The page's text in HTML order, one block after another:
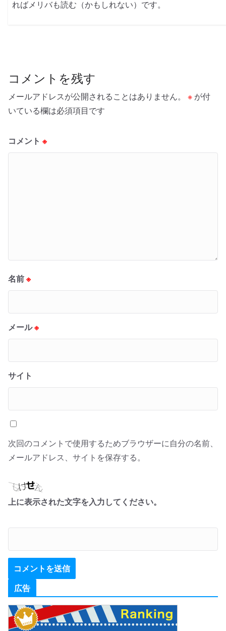
ればメリバも読む（かもしれない）です。
コメントを残す
メールアドレスが公開されることはありません。 ※ が付
いている欄は必須項目です
コメント ※
名前 ※
メール※
サイト
次回のコメントで使用するためブラウザーに自分の名前、
メールアドレス、サイトを保存する。
上に表示された文字を入力してください。
広告